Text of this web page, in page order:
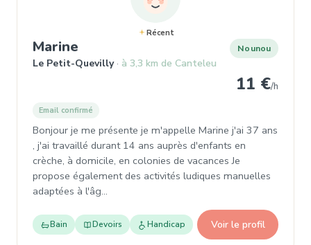
Récent
Marine , Nounou à Le Petit-Quevilly
Le Petit-Quevilly à 3,3 km de Canteleu
Nounou
11 €/h
Email confirmé
Bonjour je me présente je m'appelle Marine j'ai 37 ans
, j'ai travaillé durant 14 ans auprès d'enfants en
crèche, à domicile, en colonies de vacances Je
propose également des activités ludiques manuelles
adaptées à l'âg…
Bain Devoirs Handicap Voir le profil